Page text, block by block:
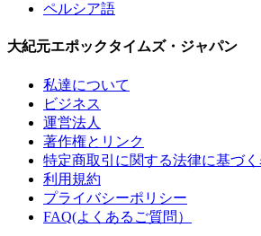
ペルシア語
大紀元エポックタイムズ・ジャパン
私達について
ビジネス
運営法人
著作権とリンク
特定商取引に関する法律に基づ
利用規約
プライバシーポリシー
FAQ(よくあるご質問）